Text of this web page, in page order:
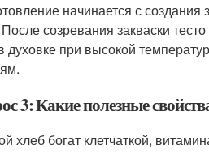
начинается с
созревания закваски
духовке при высокой
3: Какие полезные
хлеб богат клетчаткой,